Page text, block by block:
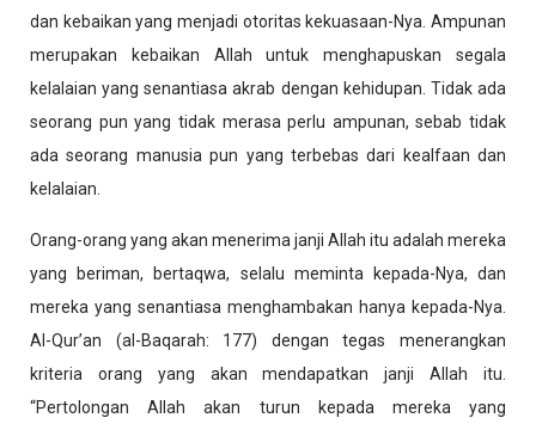
dan kebaikan yang menjadi otoritas kekuasaan-Nya. Ampunan
merupakan kebaikan Allah untuk menghapuskan segala
kelalaian yang senantiasa akrab dengan kehidupan. Tidak ada
seorang pun yang tidak merasa perlu ampunan, sebab tidak
ada seorang manusia pun yang terbebas dari kealfaan dan
kelalaian.
Orang-orang yang akan menerima janji Allah itu adalah mereka
yang beriman, bertaqwa, selalu meminta kepada-Nya, dan
mereka yang senantiasa menghambakan hanya kepada-Nya.
Al-Qur’an (al-Baqarah: 177) dengan tegas menerangkan
kriteria orang yang akan mendapatkan janji Allah itu.
“Pertolongan Allah akan turun kepada mereka yang